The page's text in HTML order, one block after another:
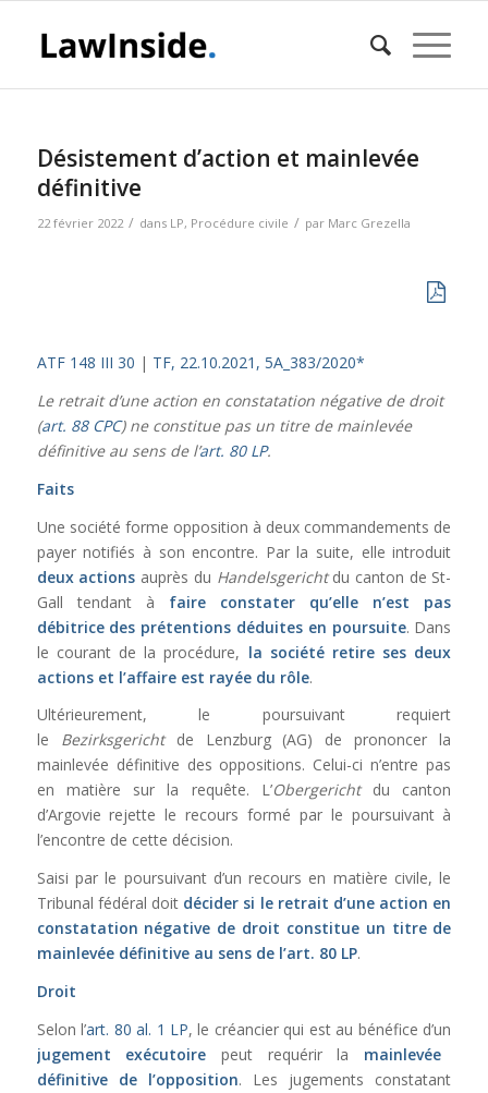
Désistement d’action et mainlevée
définitive
22 février 2022 / dans LP, Procédure civile / par Marc Grezella
ATF 148 III 30 | TF, 22.10.2021, 5A_383/2020*
Le retrait d’une action en constatation négative de droit
(art. 88 CPC) ne constitue pas un titre de mainlevée
définitive au sens de l’art. 80 LP.
Faits
Une société forme opposition à deux commandements de
payer notifiés à son encontre. Par la suite, elle introduit
deux actions auprès du Handelsgerichtdu canton de St-
Gall tendant à faire constater qu’elle n’est pas
débitrice des prétentions déduites en poursuite. Dans
le courant de la procédure, la société retire ses deux
actions et l’affaire est rayée du rôle.
Ultérieurement, le poursuivant requiert
le Bezirksgerichtde Lenzburg (AG) de prononcer la
mainlevée définitive des oppositions. Celui-ci n’entre pas
en matière sur la requête. L’Obergerichtdu canton
d’Argovie rejette le recours formé par le poursuivant à
l’encontre de cette décision.
Saisi par le poursuivant d’un recours en matière civile, le
Tribunal fédéral doit décider si le retrait d’une action en
constatation négative de droit constitue un titre de
mainlevée définitive au sens de l’art. 80 LP.
Droit
Selon l’art. 80 al. 1 LP, le créancier qui est au bénéfice d’un
jugement exécutoire peut requérir la mainlevée
définitive de l’opposition. Les jugements constatant